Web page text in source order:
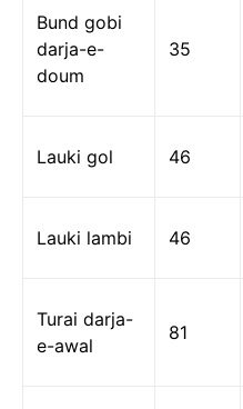
Bund gobi
darja-e-
doum
35
Lauki gol 46
Lauki lambi 46
Turai darja-
e-awal
81